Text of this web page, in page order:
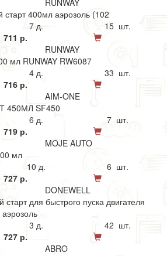
RUNWAY
старт 400мл аэрозоль (102
7 д.
15 шт.
711 р.
RUNWAY
мл RUNWAY RW6087
4 д.
33 шт.
716 р.
AIM-ONE
SF450
6 д.
7 шт.
719 р.
MOJE AUTO
мл
10 д.
6 шт.
727 р.
DONEWELL
для быстрого пуска двигателя
3 д.
42 шт.
727 р.
ABRO